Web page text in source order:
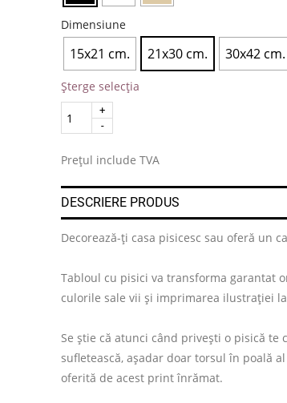
Dimensiune
15x21 cm. 21x30 cm. 30x42 cm.
Șterge selecția
Quantity
Prețul include TVA
DESCRIERE PRODUS
Decorează-ți casa pisicesc sau oferă un
Tabloul cu pisici va transforma garantat
culorile sale vii și imprimarea ilustrației
Se știe că atunci când privești o pisică
sufletească, așadar doar torsul în poală
oferită de acest print înrămat.